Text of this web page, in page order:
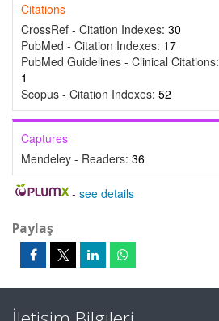
Citations
CrossRef - Citation Indexes: 30
PubMed - Citation Indexes: 17
PubMed Guidelines - Clinical Citations:
1
Scopus - Citation Indexes: 52
Captures
Mendeley - Readers: 36
- see details
Paylaş